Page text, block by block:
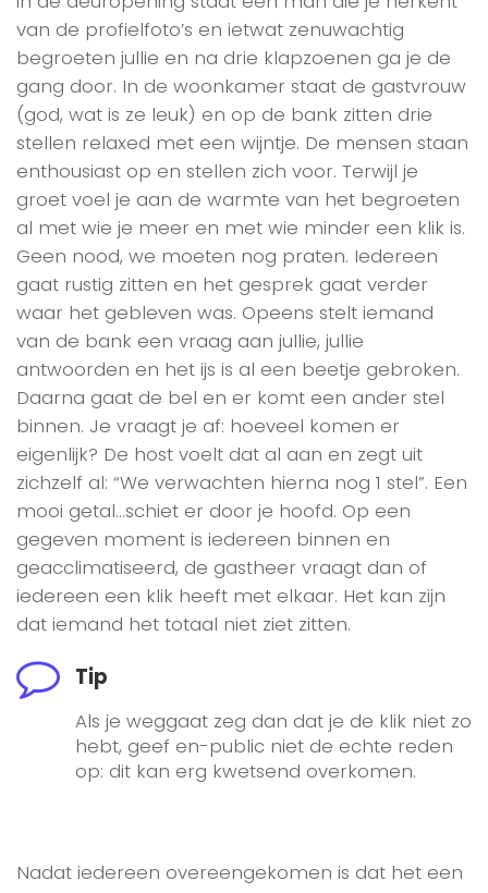
van de profielfoto’s en ietwat zenuwachtig
begroeten jullie en na drie klapzoenen ga je de
gang door. In de woonkamer staat de gastvrouw
(god, wat is ze leuk) en op de bank zitten drie
stellen relaxed met een wijntje. De mensen staan
enthousiast op en stellen zich voor. Terwijl je
groet voel je aan de warmte van het begroeten
al met wie je meer en met wie minder een klik is.
Geen nood, we moeten nog praten. Iedereen
gaat rustig zitten en het gesprek gaat verder
waar het gebleven was. Opeens stelt iemand
van de bank een vraag aan jullie, jullie
antwoorden en het ijs is al een beetje gebroken.
Daarna gaat de bel en er komt een ander stel
binnen. Je vraagt je af: hoeveel komen er
eigenlijk? De host voelt dat al aan en zegt uit
zichzelf al: “We verwachten hierna nog 1 stel”. Een
mooi getal…schiet er door je hoofd. Op een
gegeven moment is iedereen binnen en
geacclimatiseerd, de gastheer vraagt dan of
iedereen een klik heeft met elkaar. Het kan zijn
dat iemand het totaal niet ziet zitten.
Tip
Als je weggaat zeg dan dat je de klik niet zo
hebt, geef en-public niet de echte reden
op: dit kan erg kwetsend overkomen.
Nadat iedereen overeengekomen is dat het een